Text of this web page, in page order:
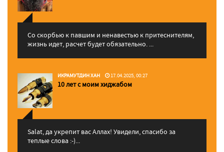
Со скорбью к павшим и ненавестью к притеснителям,
жизнь идет, расчет будет обязательно. ...
ИКРАМУТДИН ХАН 17.04.2025, 00:27
10 лет с моим хиджабом
Salat, да укрепит вас Аллаx! Увидели, спасибо за
теплые слова :-)...